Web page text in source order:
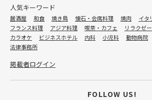
人気キーワード
居酒屋 和食 焼き鳥 懐石・会席料理 焼肉
イタ
フランス料理
アジア料理 喫茶・カフェ リラクゼ
カラオケ
ビジネスホテル 内科 小児科 動物病院
法律事務所
掲載者ログイン
FOLLOW US!